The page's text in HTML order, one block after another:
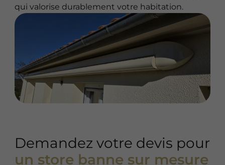
qui valorise durablement votre habitation.
Demandez votre devis pour
un store banne sur mesure